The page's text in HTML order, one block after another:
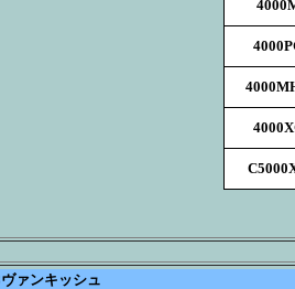
ァンキッシュ